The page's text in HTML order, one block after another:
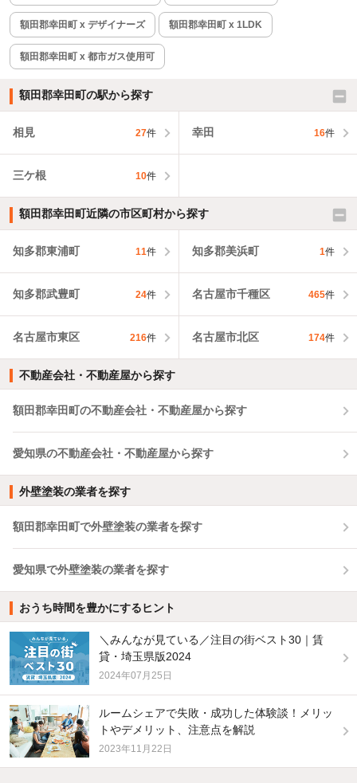
額田郡幸田町 x デザイナーズ 額田郡幸田町 x 1LDK
額田郡幸田町 x 都市ガス使用可
額田郡幸田町の駅から探す
相見 27件 幸田 16件
三ケ根 10件
額田郡幸田町近隣の市区町村から探す
知多郡東浦町 11件 知多郡美浜町 1件
知多郡武豊町 24件 名古屋市千種区 465件
名古屋市東区 216件 名古屋市北区 174件
不動産会社・不動産屋から探す
額田郡幸田町の不動産会社・不動産屋から探す
愛知県の不動産会社・不動産屋から探す
外壁塗装の業者を探す
額田郡幸田町で外壁塗装の業者を探す
愛知県で外壁塗装の業者を探す
おうち時間を豊かにするヒント
＼みんなが見ている／注目の街ベスト30｜賃
貸・埼玉県版2024
2024年07月25日
ルームシェアで失敗・成功した体験談！メリッ
トやデメリット、注意点を解説
2023年11月22日